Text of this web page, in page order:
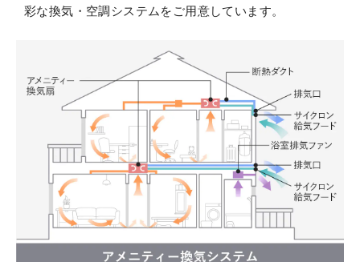
彩な換気・空調システムをご用意しています。